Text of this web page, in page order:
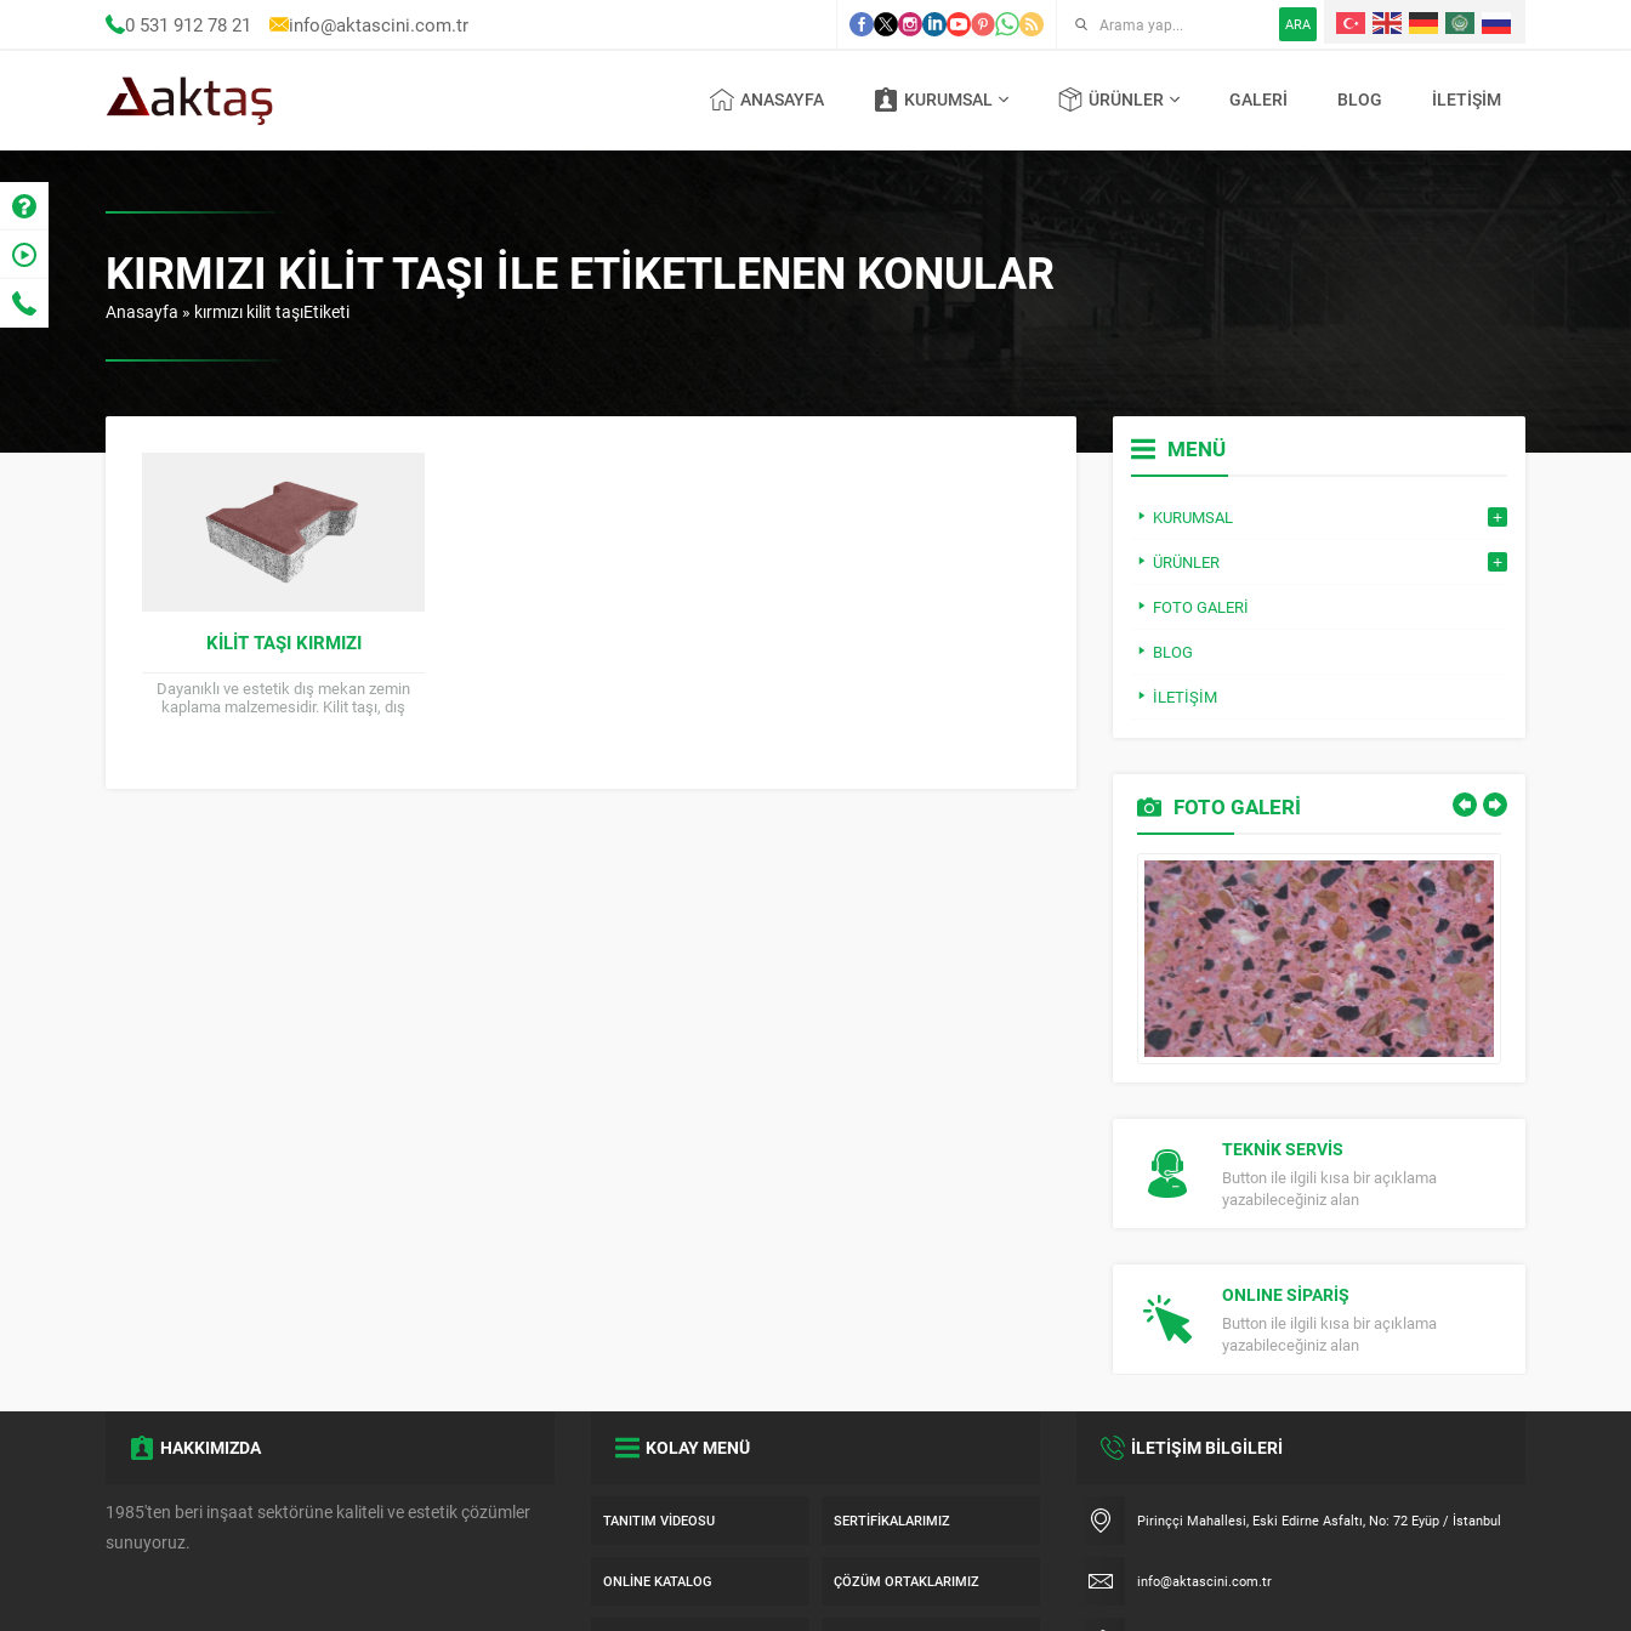
0 531 912 78 21 info@aktascini.com.tr ARA
ANASAYFA KURUMSAL ÜRÜNLER GALERI BLOG İLETIŞIM
KIRMIZI KILIT TAŞI ILE ETIKETLENEN KONULAR
Anasayfa » kırmızı kilit taşıEtiketi
KILIT TAŞI KIRMIZI
Dayanıklı ve estetik dış mekan zemin
kaplama malzemesidir. Kilit taşı, dış
MENÜ
KURUMSAL
ÜRÜNLER
FOTO GALERI
BLOG
İLETIŞIM
FOTO GALERİ
TEKNİK SERVİS
Button ile ilgili kısa bir açıklama
yazabileceğiniz alan
ONLINE SİPARİŞ
Button ile ilgili kısa bir açıklama
yazabileceğiniz alan
HAKKIMIZDA
1985'ten beri inşaat sektörüne kaliteli ve estetik çözümler
sunuyoruz.
KOLAY MENÜ
TANITIM VIDEOSU SERTIFIKALARIMIZ
ONLINE KATALOG ÇÖZÜM ORTAKLARIMIZ
İLETİŞİM BİLGİLERİ
Pirinççi Mahallesi, Eski Edirne Asfaltı, No: 72 Eyüp / İstanbul
info@aktascini.com.tr
Müşteri Temsilcisi